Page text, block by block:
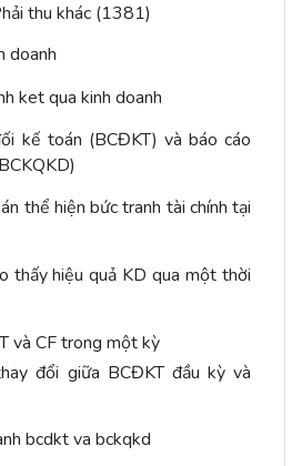
thu khác (1381)
doanh
kế toán (BCĐKT) và báo cáo
thể hiện bức tranh tài chính tại
thấy hiệu quả KD qua một thời
và CF trong một kỳ
đổi giữa BCĐKT đầu kỳ và